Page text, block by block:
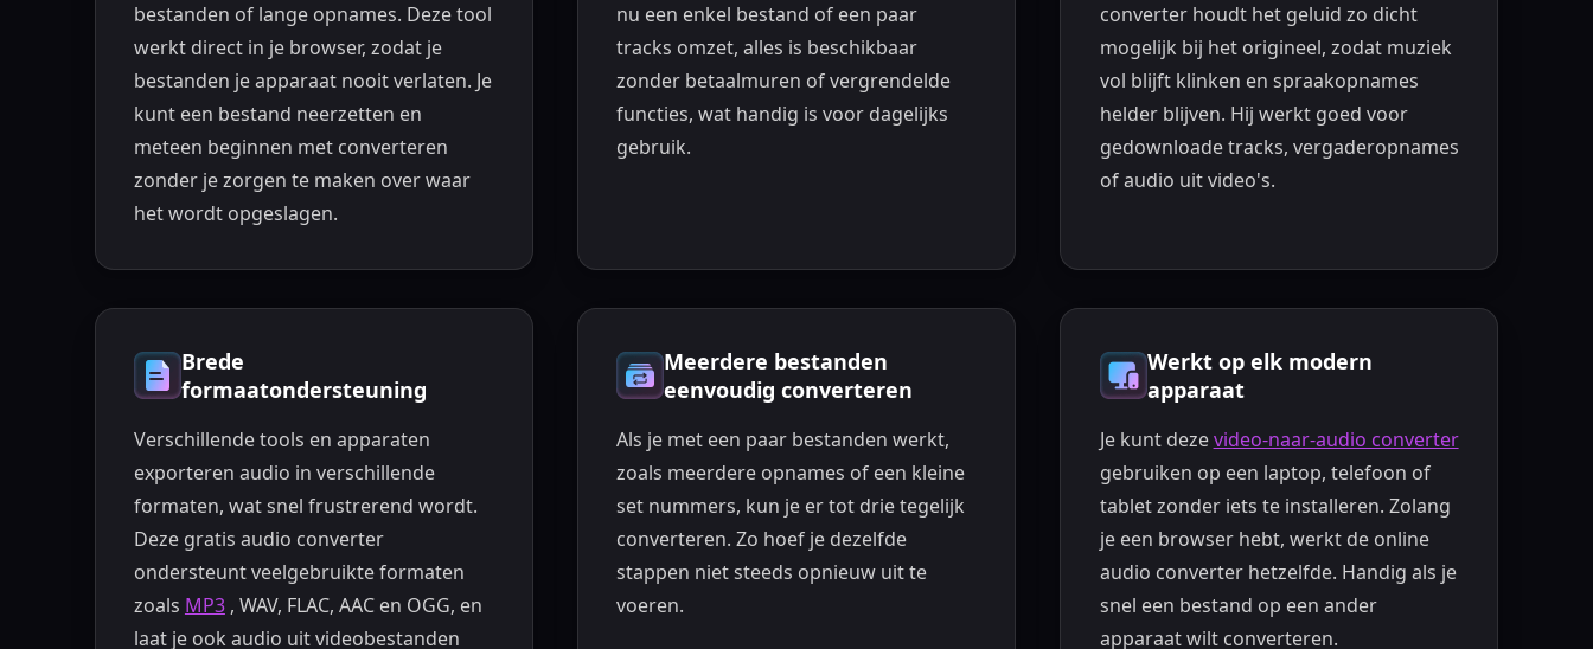
bestanden of lange opnames. Deze tool
werkt direct in je browser, zodat je
bestanden je apparaat nooit verlaten. Je
kunt een bestand neerzetten en
meteen beginnen met converteren
zonder je zorgen te maken over waar
het wordt opgeslagen.
nu een enkel bestand of een paar
tracks omzet, alles is beschikbaar
zonder betaalmuren of vergrendelde
functies, wat handig is voor dagelijks
gebruik.
converter houdt het geluid zo dicht
mogelijk bij het origineel, zodat muziek
vol blijft klinken en spraakopnames
helder blijven. Hij werkt goed voor
gedownloade tracks, vergaderopnames
of audio uit video's.
Brede
formaatondersteuning
Verschillende tools en apparaten
exporteren audio in verschillende
formaten, wat snel frustrerend wordt.
Deze gratis audio converter
ondersteunt veelgebruikte formaten
zoals MP3, WAV, FLAC, AAC en OGG, en
laat je ook audio uit videobestanden
Meerdere bestanden
eenvoudig converteren
Als je met een paar bestanden werkt,
zoals meerdere opnames of een kleine
set nummers, kun je er tot drie tegelijk
converteren. Zo hoef je dezelfde
stappen niet steeds opnieuw uit te
voeren.
Werkt op elk modern
apparaat
Je kunt dezevideo-naar-audio converter
gebruiken op een laptop, telefoon of
tablet zonder iets te installeren. Zolang
je een browser hebt, werkt de online
audio converter hetzelfde. Handig als je
snel een bestand op een ander
apparaat wilt converteren.